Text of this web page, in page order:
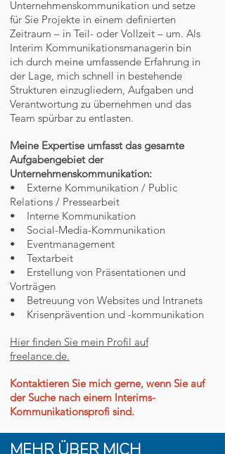
Unternehmenskommunikation und setze
für Sie Projekte in einem definierten
Zeitraum – in Teil- oder Vollzeit – um. Als
Interim Kommunikationsmanagerin bin
ich durch meine umfassende Erfahrung in
der Lage, mich schnell in bestehende
Strukturen einzugliedern, Aufgaben und
Verantwortung zu übernehmen und das
Team spürbar zu entlasten.
Meine Expertise umfasst das gesamte
Aufgabengebiet der
Unternehmenskommunikation:
• Externe Kommunikation / Public
Relations / Pressearbeit
• Interne Kommunikation
• Social-Media-Kommunikation
• Eventmanagement
• Textarbeit
• Erstellung von Präsentationen und
Vorträgen
• Betreuung von Websites und Intranets
• Krisenprävention und -kommunikation
Hier finden Sie mein Profil auf
freelance.de.
Kontaktieren Sie mich gerne, wenn Sie auf
der Suche nach einem Interims-
Kommunikationsprofi sind.
MEHR ÜBER MICH